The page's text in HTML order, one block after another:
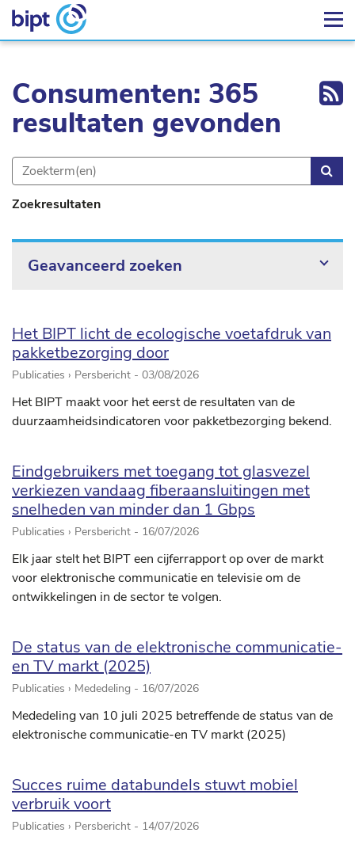
Consumenten: 365
resultaten gevonden
Zoekresultaten
Geavanceerd zoeken
Het BIPT licht de ecologische voetafdruk van
pakketbezorging door
Publicaties › Persbericht - 03/08/2026
Het BIPT maakt voor het eerst de resultaten van de
duurzaamheidsindicatoren voor pakketbezorging bekend.
Eindgebruikers met toegang tot glasvezel
verkiezen vandaag fiberaansluitingen met
snelheden van minder dan 1 Gbps
Publicaties › Persbericht - 16/07/2026
Elk jaar stelt het BIPT een cijferrapport op over de markt
voor elektronische communicatie en televisie om de
ontwikkelingen in de sector te volgen.
De status van de elektronische communicatie-
en TV markt (2025)
Publicaties › Mededeling - 16/07/2026
Mededeling van 10 juli 2025 betreffende de status van de
elektronische communicatie-en TV markt (2025)
Succes ruime databundels stuwt mobiel
verbruik voort
Publicaties › Persbericht - 14/07/2026